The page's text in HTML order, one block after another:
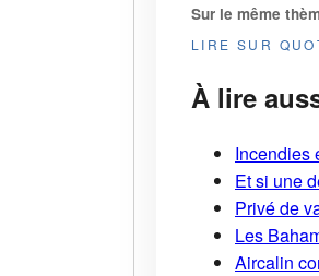
Sur le même
LIRE SUR
À lire
Incendies
Et si une
Privé de
Les
Aircalin